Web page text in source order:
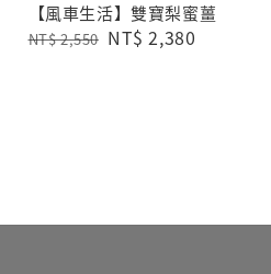
【風車生活】雙寶梨蜜薑
Regular
NT$ 2,550 Sale
NT$ 2,380